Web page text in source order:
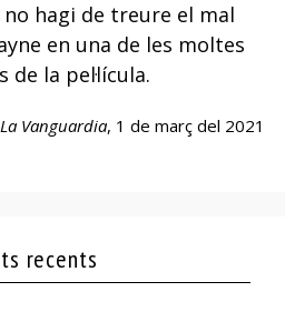
hagi de treure el mal
en una de les moltes
de la pel·lícula.
La Vanguardia, 1 de març del 2021
recents